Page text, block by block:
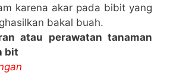
karena akar pada bibit yang
bakal buah.
atau perawatan tanaman
bit